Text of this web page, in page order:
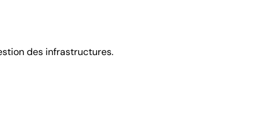
des infrastructures.